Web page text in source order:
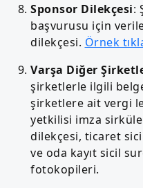
Sponsor Dilekçesi:
başvurusu için
dilekçesi. Örnek
Varşa Diğer
şirketlerle ilgili
şirketlere ait vergi
yetkilisi imza
dilekçesi, ticaret
ve oda kayıt sicil
fotokopileri.